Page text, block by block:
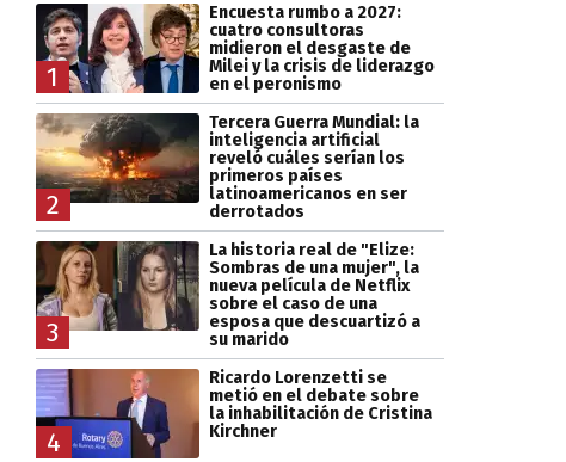
1
Encuesta rumbo a 2027:
cuatro consultoras
midieron el desgaste de
Milei y la crisis de liderazgo
en el peronismo
2
Tercera Guerra Mundial: la
inteligencia artificial
reveló cuáles serían los
primeros países
latinoamericanos en ser
derrotados
3
La historia real de "Elize:
Sombras de una mujer", la
nueva película de Netflix
sobre el caso de una
esposa que descuartizó a
su marido
4
Ricardo Lorenzetti se
metió en el debate sobre
la inhabilitación de Cristina
Kirchner